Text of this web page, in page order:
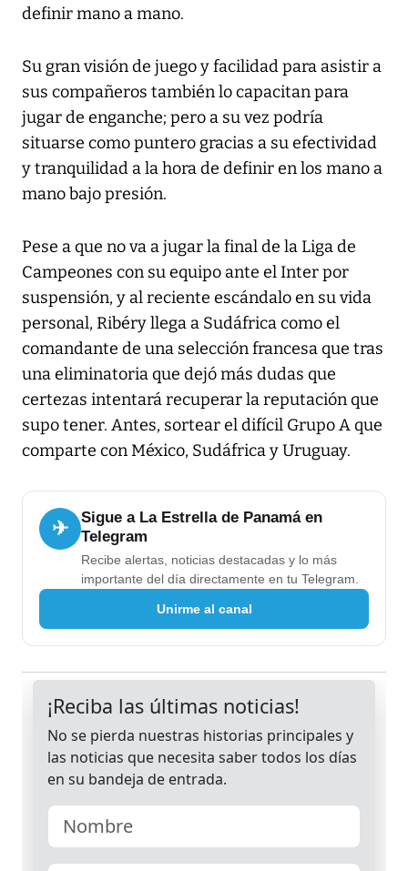
definir mano a mano.
Su gran visión de juego y facilidad para asistir a
sus compañeros también lo capacitan para
jugar de enganche; pero a su vez podría
situarse como puntero gracias a su efectividad
y tranquilidad a la hora de definir en los mano a
mano bajo presión.
Pese a que no va a jugar la final de la Liga de
Campeones con su equipo ante el Inter por
suspensión, y al reciente escándalo en su vida
personal, Ribéry llega a Sudáfrica como el
comandante de una selección francesa que tras
una eliminatoria que dejó más dudas que
certezas intentará recuperar la reputación que
supo tener. Antes, sortear el difícil Grupo A que
comparte con México, Sudáfrica y Uruguay.
✈
Sigue a La Estrella de Panamá en
Telegram
Recibe alertas, noticias destacadas y lo más
importante del día directamente en tu Telegram.
Unirme al canal